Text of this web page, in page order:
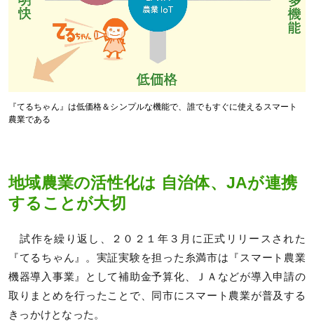
『てるちゃん』は低価格＆シンプルな機能で、誰でもすぐに使えるスマート
農業である
地域農業の活性化は 自治体、JAが連携
することが大切
試作を繰り返し、２０２１年３月に正式リリースされた
『てるちゃん』。実証実験を担った糸満市は『スマート農業
機器導入事業』として補助金予算化、ＪＡなどが導入申請の
取りまとめを行ったことで、同市にスマート農業が普及する
きっかけとなった。